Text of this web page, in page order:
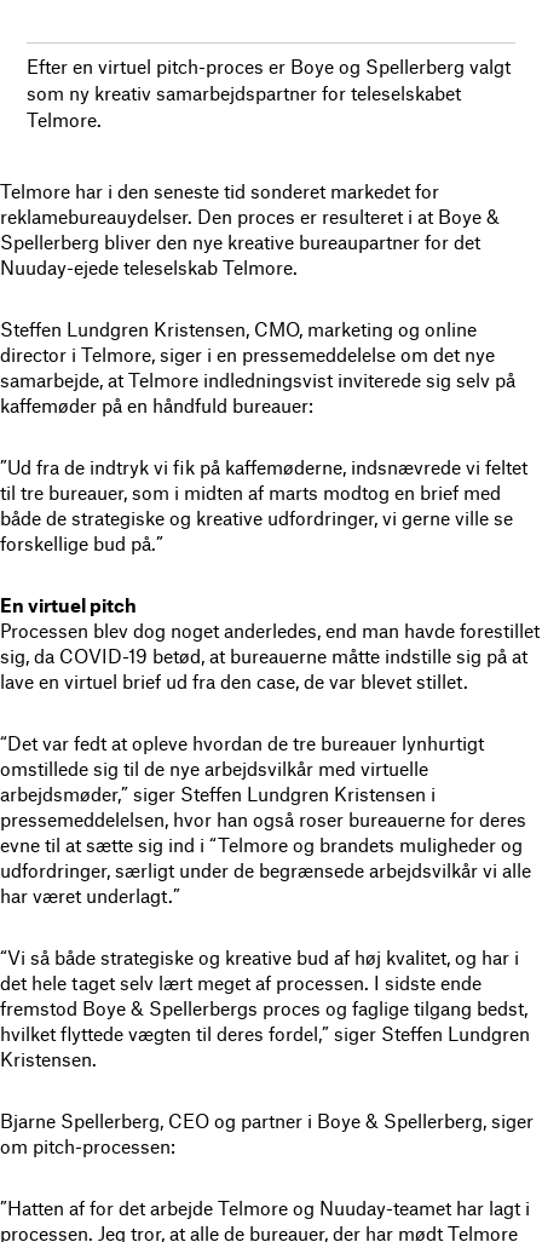
Efter en virtuel pitch-proces er Boye og Spellerberg valgt
som ny kreativ samarbejdspartner for teleselskabet
Telmore.
Telmore har i den seneste tid sonderet markedet for
reklamebureauydelser. Den proces er resulteret i at Boye &
Spellerberg bliver den nye kreative bureaupartner for det
Nuuday-ejede teleselskab Telmore.
Steffen Lundgren Kristensen, CMO, marketing og online
director i Telmore, siger i en pressemeddelelse om det nye
samarbejde, at Telmore indledningsvist inviterede sig selv på
kaffemøder på en håndfuld bureauer:
”Ud fra de indtryk vi fik på kaffemøderne, indsnævrede vi feltet
til tre bureauer, som i midten af marts modtog en brief med
både de strategiske og kreative udfordringer, vi gerne ville se
forskellige bud på.”
En virtuel pitch
Processen blev dog noget anderledes, end man havde forestillet
sig, da COVID-19 betød, at bureauerne måtte indstille sig på at
lave en virtuel brief ud fra den case, de var blevet stillet.
“Det var fedt at opleve hvordan de tre bureauer lynhurtigt
omstillede sig til de nye arbejdsvilkår med virtuelle
arbejdsmøder,” siger Steffen Lundgren Kristensen i
pressemeddelelsen, hvor han også roser bureauerne for deres
evne til at sætte sig ind i “Telmore og brandets muligheder og
udfordringer, særligt under de begrænsede arbejdsvilkår vi alle
har været underlagt.”
“Vi så både strategiske og kreative bud af høj kvalitet, og har i
det hele taget selv lært meget af processen. I sidste ende
fremstod Boye & Spellerbergs proces og faglige tilgang bedst,
hvilket flyttede vægten til deres fordel,” siger Steffen Lundgren
Kristensen.
Bjarne Spellerberg, CEO og partner i Boye & Spellerberg, siger
om pitch-processen:
”Hatten af for det arbejde Telmore og Nuuday-teamet har lagt i
processen. Jeg tror, at alle de bureauer, der har mødt Telmore